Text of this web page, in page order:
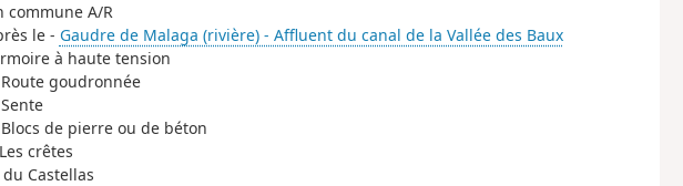
A/R
le - Gaudre de Malaga (rivière) - Affluent du canal de la Vallée des Baux
à haute tension
goudronnée
de pierre ou de béton
crêtes
Castellas